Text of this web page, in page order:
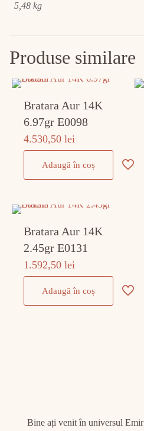
5,48 kg
Produse similare
Bratara Aur 14K
6.97gr E0098
4.530,50lei
Adaugă în coș
Bratara Aur 14K
2.45gr E0131
1.592,50lei
Adaugă în coș
Bine ați venit în universul